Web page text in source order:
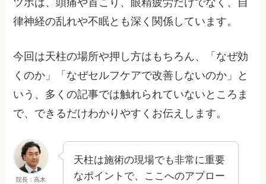
ツボは、頭痛や首こり、眼精疲労だけでなく、自
律神経の乱れや不眠とも深く関係しています。
今回は天柱の場所や押し方はもちろん、「なぜ効
くのか」「なぜセルフケアで改善しないのか」と
いう、多くの記事では触れられていないところま
で、できるだけわかりやすくお伝えします。
院長：高木
天柱は施術の現場でも非常に重要
なポイントで、ここへのアプロー